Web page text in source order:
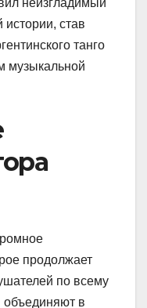
неизгладимый
став
танго
музыкальной
продолжает
по всему
в